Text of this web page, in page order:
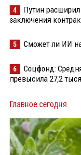
4
Путин
заключения
5 Сможет ли ИИ
6
Соцфонд:
превысила 27,2
Главное сегодня